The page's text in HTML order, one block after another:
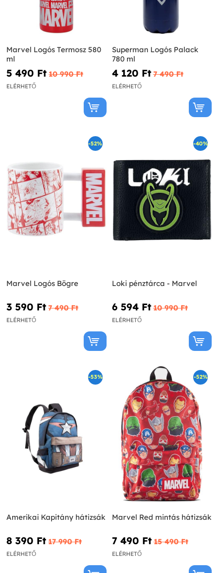
Marvel Logós Termosz 580
ml
5 490 Ft‎ 10 990 Ft‎
ELÉRHETŐ
Superman Logós Palack
780 ml
4 120 Ft‎ 7 490 Ft‎
ELÉRHETŐ
-52%
Marvel Logós Bögre
3 590 Ft‎ 7 490 Ft‎
ELÉRHETŐ
-40%
Loki pénztárca - Marvel
6 594 Ft‎ 10 990 Ft‎
ELÉRHETŐ
-53%
Amerikai Kapitány hátizsák
8 390 Ft‎ 17 990 Ft‎
ELÉRHETŐ
-52%
Marvel Red mintás hátizsák
7 490 Ft‎ 15 490 Ft‎
ELÉRHETŐ